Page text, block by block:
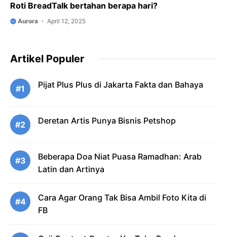
Roti BreadTalk bertahan berapa hari?
Aurora April 12, 2025
Artikel Populer
#1 Pijat Plus Plus di Jakarta Fakta dan Bahaya
#2 Deretan Artis Punya Bisnis Petshop
#3
Beberapa Doa Niat Puasa Ramadhan: Arab
Latin dan Artinya
#4
Cara Agar Orang Tak Bisa Ambil Foto Kita di
FB